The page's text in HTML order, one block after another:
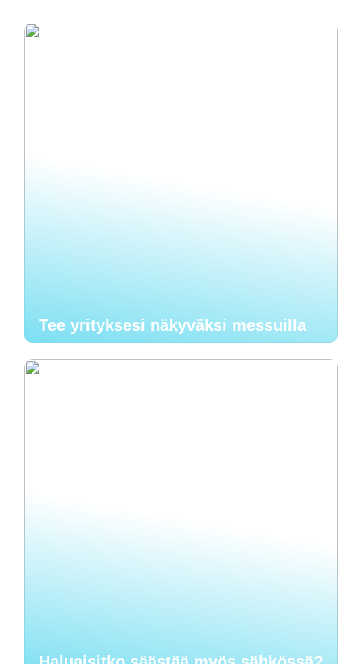
Tee yrityksesi näkyväksi messuilla